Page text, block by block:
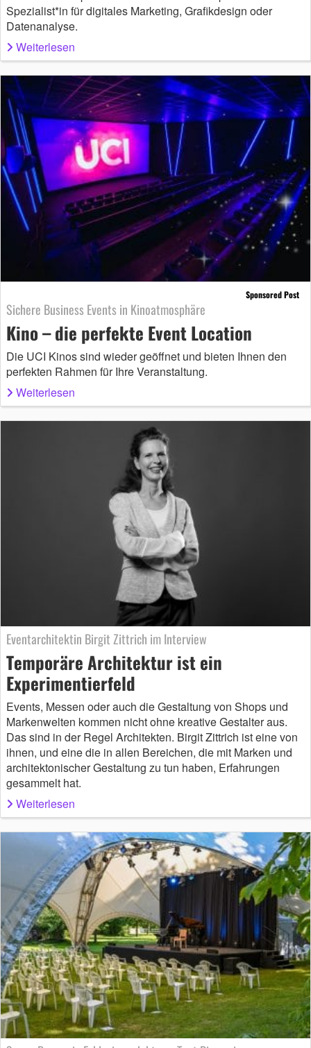
Spezialist*in für digitales Marketing, Grafikdesign oder
Datenanalyse.
Weiterlesen
Sponsored Post
Sichere Business Events in Kinoatmosphäre
Kino – die perfekte Event Location
Die UCI Kinos sind wieder geöffnet und bieten Ihnen den
perfekten Rahmen für Ihre Veranstaltung.
Weiterlesen
Eventarchitektin Birgit Zittrich im Interview
Temporäre Architektur ist ein
Experimentierfeld
Events, Messen oder auch die Gestaltung von Shops und
Markenwelten kommen nicht ohne kreative Gestalter aus.
Das sind in der Regel Architekten. Birgit Zittrich ist eine von
ihnen, und eine die in allen Bereichen, die mit Marken und
architektonischer Gestaltung zu tun haben, Erfahrungen
gesammelt hat.
Weiterlesen